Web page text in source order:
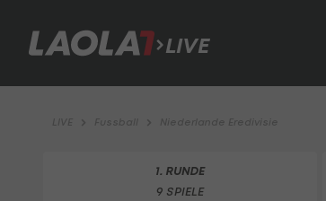
LIVE
LIVE Fussball Niederlande Eredivisie
1. RUNDE
9 SPIELE